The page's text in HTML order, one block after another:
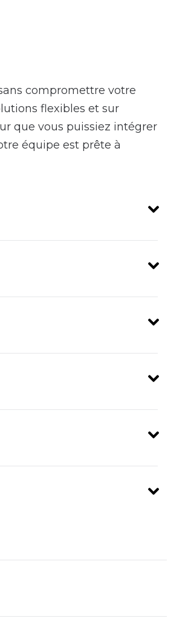
compromettre votre
flexibles et sur
que vous puissiez intégrer
équipe est prête à